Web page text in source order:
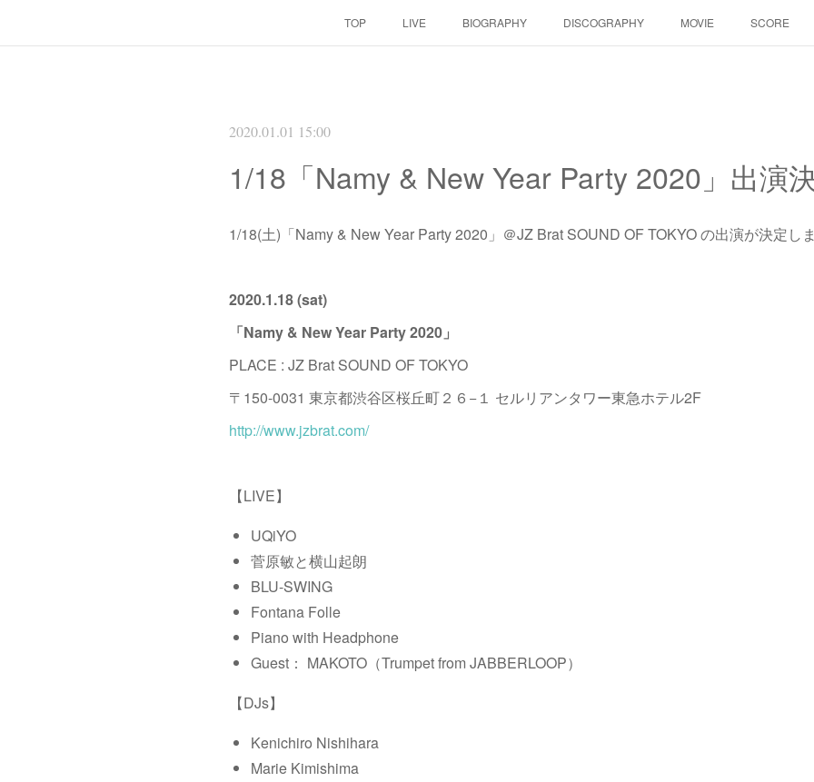
TOP LIVE BIOGRAPHY DISCOGRAPHY MOVIE SCORE
2020.01.01 15:00
1/18「Namy & New Year Party 2020」出演
1/18(土)「Namy & New Year Party 2020」＠JZ Brat SOUND OF TOKYO の出演が決定し
2020.1.18 (sat)
「Namy & New Year Party 2020」
PLACE : JZ Brat SOUND OF TOKYO
〒150-0031 東京都渋谷区桜丘町２６−１ セルリアンタワー東急ホテル2F
http://www.jzbrat.com/
【LIVE】
UQiYO
菅原敏と横山起朗
BLU-SWING
Fontana Folle
Piano with Headphone
Guest： MAKOTO（Trumpet from JABBERLOOP）
【DJs】
Kenichiro Nishihara
Marie Kimishima